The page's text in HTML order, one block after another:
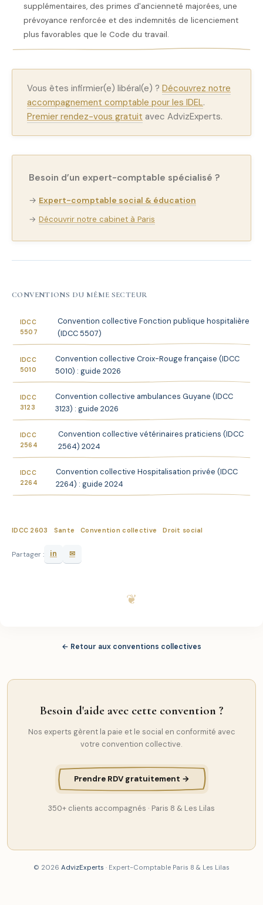
supplémentaires, des primes d'ancienneté majorées, une
prévoyance renforcée et des indemnités de licenciement
plus favorables que le Code du travail.
Vous êtes infirmier(e) libéral(e) ? Découvrez notre
accompagnement comptable pour les IDEL.
Premier rendez-vous gratuit avec AdvizExperts.
Besoin d’un expert-comptable spécialisé ?
→ Expert-comptable social & éducation
→ Découvrir notre cabinet à Paris
CONVENTIONS DU MÊME SECTEUR
IDCC
5507
Convention collective Fonction publique hospitalière
(IDCC 5507)
IDCC
5010
Convention collective Croix-Rouge française (IDCC
5010) : guide 2026
IDCC
3123
Convention collective ambulances Guyane (IDCC
3123) : guide 2026
IDCC
2564
Convention collective vétérinaires praticiens (IDCC
2564) 2024
IDCC
2264
Convention collective Hospitalisation privée (IDCC
2264) : guide 2024
IDCC 2603 Sante Convention collective Droit social
Partager : in ✉
← Retour aux conventions collectives
Besoin d'aide avec cette convention ?
Nos experts gèrent la paie et le social en conformité avec
votre convention collective.
Prendre RDV gratuitement →
350+ clients accompagnés · Paris 8 & Les Lilas
© 2026 AdvizExperts · Expert-Comptable Paris 8 & Les Lilas